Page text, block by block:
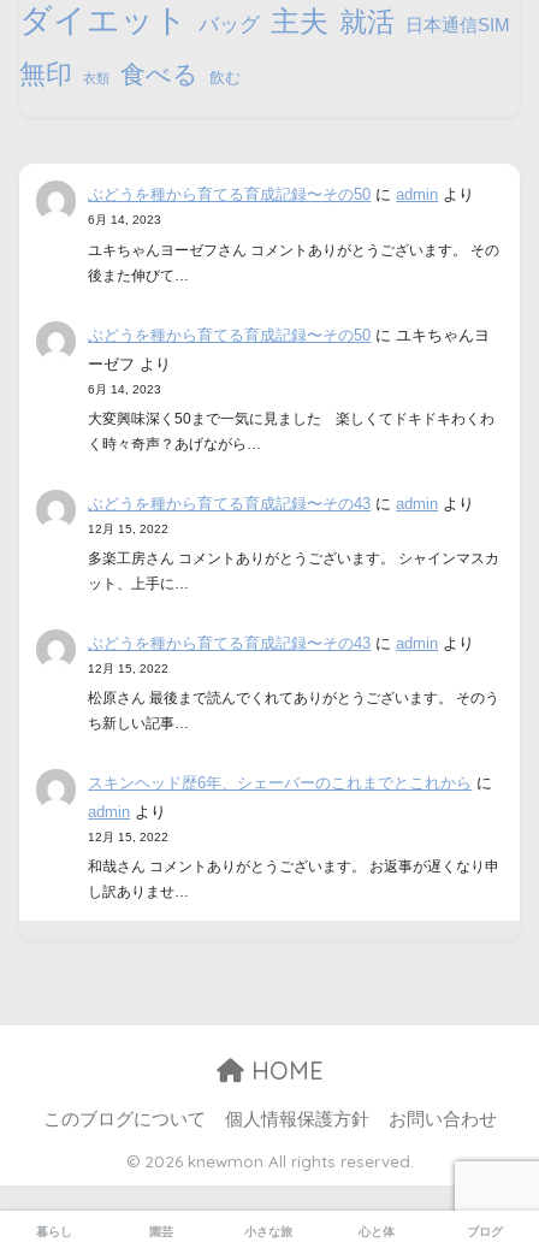
ダイエット バッグ 主夫 就活 日本通信SIM
無印 衣類 食べる 飲む
ぶどうを種から育てる育成記録〜その50 にadmin より
6月 14, 2023
ユキちゃんヨーゼフさん コメントありがとうございます。 その
後また伸びて…
ぶどうを種から育てる育成記録〜その50 に ユキちゃんヨ
ーゼフ より
6月 14, 2023
大変興味深く50まで一気に見ました 楽しくてドキドキわくわ
く時々奇声？あげながら…
ぶどうを種から育てる育成記録〜その43 にadmin より
12月 15, 2022
多楽工房さん コメントありがとうございます。 シャインマスカ
ット、上手に…
ぶどうを種から育てる育成記録〜その43 にadmin より
12月 15, 2022
松原さん 最後まで読んでくれてありがとうございます。 そのう
ち新しい記事…
スキンヘッド歴6年、シェーバーのこれまでとこれから に
admin より
12月 15, 2022
和哉さん コメントありがとうございます。 お返事が遅くなり申
し訳ありませ…
HOME
このブログについて 個人情報保護方針 お問い合わせ
© 2026 knewmon All rights reserved.
暮らし 園芸 小さな旅 心と体 ブログ